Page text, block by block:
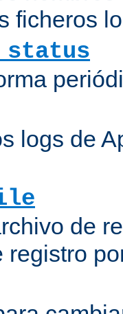
ficheros
logs de
de
registro